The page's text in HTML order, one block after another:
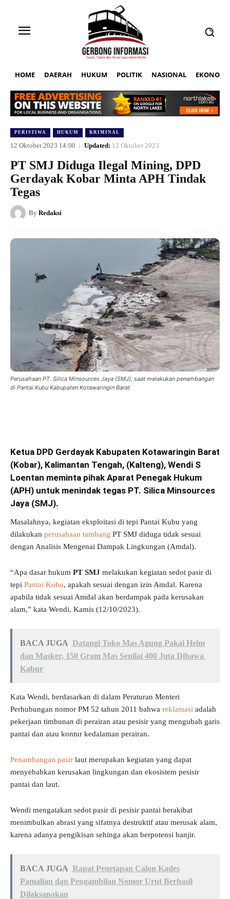
HOME DAERAH HUKUM POLITIK NASIONAL EKONOMI
PERISTIWA HUKUM KRIMINAL
12 Oktober 2023 14:00 Updated: 12 Oktober 2023
PT SMJ Diduga Ilegal Mining, DPD
Gerdayak Kobar Minta APH Tindak
Tegas
By Redaksi
Perusahaan PT. Silica Minsources Jaya (SMJ), saat melakukan penambangan
di Pantai Kubu Kabupaten Kotawaringin Barat
Ketua DPD Gerdayak Kabupaten Kotawaringin Barat
(Kobar), Kalimantan Tengah, (Kalteng), Wendi S
Loentan meminta pihak Aparat Penegak Hukum
(APH) untuk menindak tegas PT. Silica Minsources
Jaya (SMJ).
Masalahnya, kegiatan eksploitasi di tepi Pantai Kubu yang
dilakukan perusahaan tambang PT SMJ diduga tidak sesuai
dengan Analisis Mengenai Dampak Lingkungan (Amdal).
“Apa dasar hukum PT SMJ melakukan kegiatan sedot pasir di
tepi Pantai Kubu, apakah sesuai dengan izin Amdal. Karena
apabila tidak sesuai Amdal akan berdampak pada kerusakan
alam,” kata Wendi, Kamis (12/10/2023).
BACA JUGA Datangi Toko Mas Agung Pakai Helm
dan Masker, 150 Gram Mas Senilai 400 Juta Dibawa
Kabur
Kata Wendi, berdasarkan di dalam Peraturan Menteri
Perhubungan nomor PM 52 tahun 2011 bahwa reklamasi adalah
pekerjaan timbunan di perairan atau pesisir yang mengubah garis
pantai dan atau kontur kedalaman perairan.
Penambangan pasir laut merupakan kegiatan yang dapat
menyebabkan kerusakan lingkungan dan ekosistem pesisir
pantai dan laut.
Wendi mengatakan sedot pasir di pesisir pantai berakibat
menimbulkan abrasi yang sifatnya destruktif atau merusak alam,
karena adanya pengikisan sehinga akan berpotensi banjir.
BACA JUGA Rapat Penetapan Calon Kades
Pamalian dan Pengambilan Nomor Urut Berhasil
Dilaksanakan